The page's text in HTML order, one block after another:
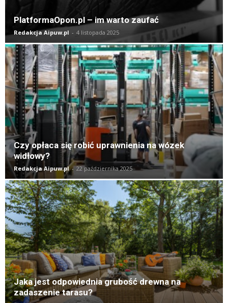
PlatformaOpon.pl – im warto zaufać
Redakcja Aipuw.pl - 4 listopada 2025
Czy opłaca się robić uprawnienia na wózek
widłowy?
Redakcja Aipuw.pl - 22 października 2025
Jaka jest odpowiednia grubość drewna na
zadaszenie tarasu?